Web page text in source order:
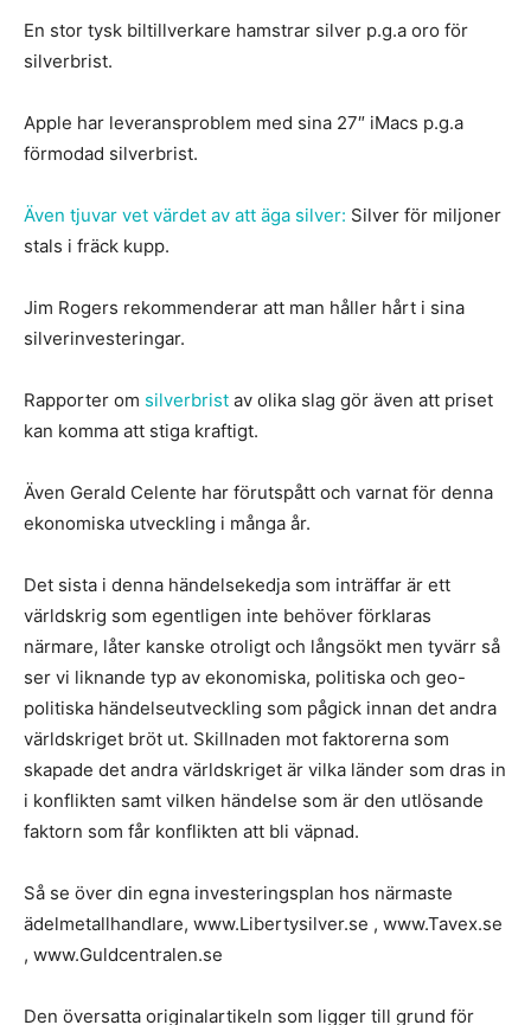
En stor tysk biltillverkare hamstrar silver p.g.a oro för
silverbrist.
Apple har leveransproblem med sina 27″ iMacs p.g.a
förmodad silverbrist.
Även tjuvar vet värdet av att äga silver: Silver för miljoner
stals i fräck kupp.
Jim Rogers rekommenderar att man håller hårt i sina
silverinvesteringar.
Rapporter om silverbrist av olika slag gör även att priset
kan komma att stiga kraftigt.
Även Gerald Celente har förutspått och varnat för denna
ekonomiska utveckling i många år.
Det sista i denna händelsekedja som inträffar är ett
världskrig som egentligen inte behöver förklaras
närmare, låter kanske otroligt och långsökt men tyvärr så
ser vi liknande typ av ekonomiska, politiska och geo-
politiska händelseutveckling som pågick innan det andra
världskriget bröt ut. Skillnaden mot faktorerna som
skapade det andra världskriget är vilka länder som dras in
i konflikten samt vilken händelse som är den utlösande
faktorn som får konflikten att bli väpnad.
Så se över din egna investeringsplan hos närmaste
ädelmetallhandlare, www.Libertysilver.se , www.Tavex.se
, www.Guldcentralen.se
Den översatta originalartikeln som ligger till grund för